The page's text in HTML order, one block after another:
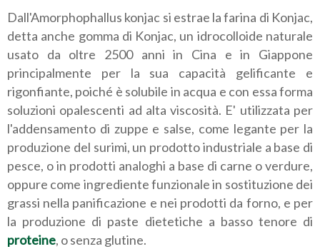
Dall'Amorphophallus konjac si estrae la farina di Konjac,
detta anche gomma di Konjac, un idrocolloide naturale
usato da oltre 2500 anni in Cina e in Giappone
principalmente per la sua capacità gelificante e
rigonfiante, poiché è solubile in acqua e con essa forma
soluzioni opalescenti ad alta viscosità. E' utilizzata per
l'addensamento di zuppe e salse, come legante per la
produzione del surimi, un prodotto industriale a base di
pesce, o in prodotti analoghi a base di carne o verdure,
oppure come ingrediente funzionale in sostituzione dei
grassi nella panificazione e nei prodotti da forno, e per
la produzione di paste dietetiche a basso tenore di
proteine, o senza glutine.